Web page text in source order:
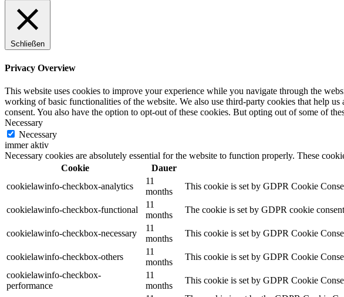
Schließen
Privacy Overview
This website uses cookies to improve your experience while you navigate through the
working of basic functionalities of the website. We also use third-party cookies that help
consent. You also have the option to opt-out of these cookies. But opting out of some of
Necessary
Necessary
immer aktiv
Necessary cookies are absolutely essential for the website to function properly. These
Cookie
Dauer
cookielawinfo-checkbox-analytics
11
months
This cookie is set by GDPR Cookie
cookielawinfo-checkbox-functional
11
months
The cookie is set by GDPR cookie
cookielawinfo-checkbox-necessary
11
months
This cookie is set by GDPR Cookie
cookielawinfo-checkbox-others
11
months
This cookie is set by GDPR Cookie
cookielawinfo-checkbox-
performance
11
months
This cookie is set by GDPR Cookie